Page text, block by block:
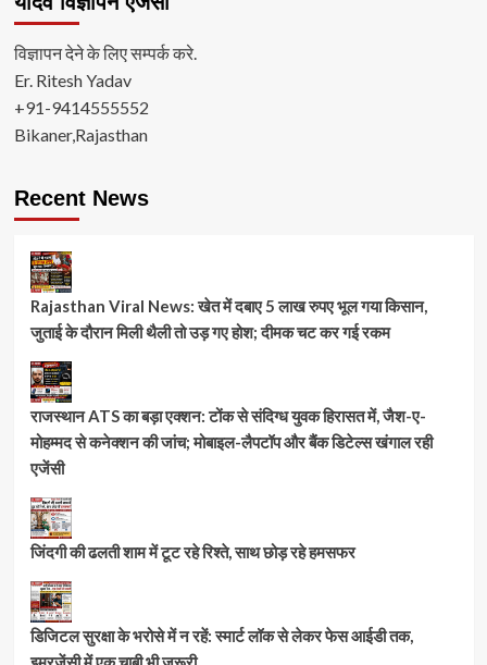
विज्ञापन देने के लिए सम्पर्क करे.
Er. Ritesh Yadav
+91-9414555552
Bikaner,Rajasthan
Recent News
Rajasthan Viral News: खेत में दबाए 5 लाख रुपए भूल गया किसान,
जुताई के दौरान मिली थैली तो उड़ गए होश; दीमक चट कर गई रकम
राजस्थान ATS का बड़ा एक्शन: टोंक से संदिग्ध युवक हिरासत में, जैश-ए-
मोहम्मद से कनेक्शन की जांच; मोबाइल-लैपटॉप और बैंक डिटेल्स खंगाल रही
एजेंसी
जिंदगी की ढलती शाम में टूट रहे रिश्ते, साथ छोड़ रहे हमसफर
डिजिटल सुरक्षा के भरोसे में न रहें: स्मार्ट लॉक से लेकर फेस आईडी तक,